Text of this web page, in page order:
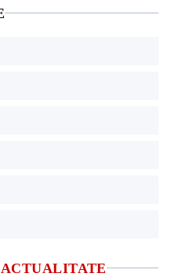
ACTUALITATE